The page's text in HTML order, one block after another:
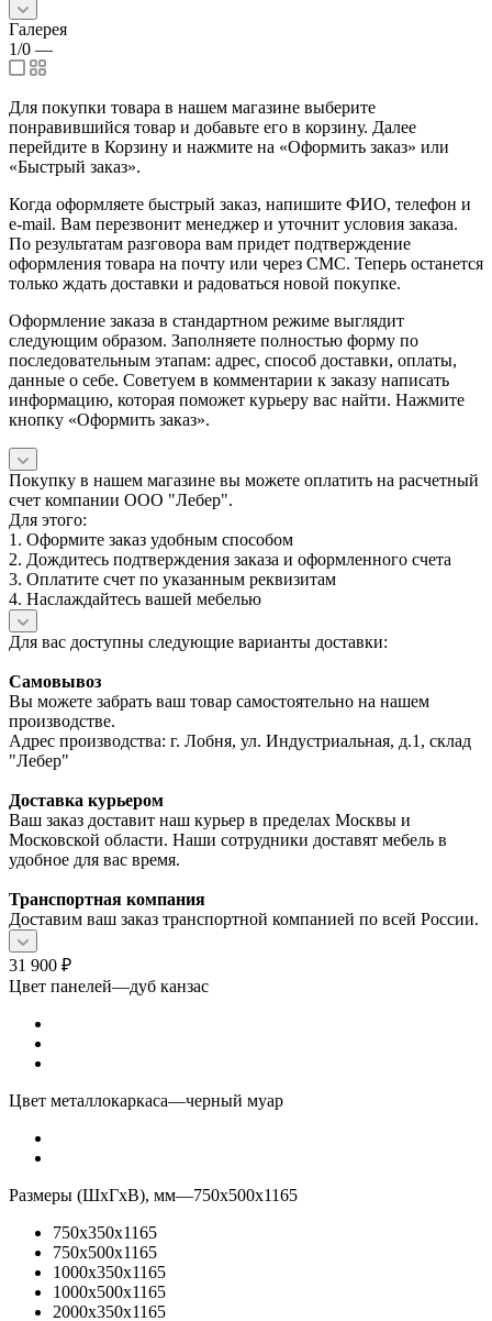
Галерея
1/0 —
Для покупки товара в нашем магазине выберите
понравившийся товар и добавьте его в корзину. Далее
перейдите в Корзину и нажмите на «Оформить заказ» или
«Быстрый заказ».
Когда оформляете быстрый заказ, напишите ФИО, телефон и
e-mail. Вам перезвонит менеджер и уточнит условия заказа.
По результатам разговора вам придет подтверждение
оформления товара на почту или через СМС. Теперь останется
только ждать доставки и радоваться новой покупке.
Оформление заказа в стандартном режиме выглядит
следующим образом. Заполняете полностью форму по
последовательным этапам: адрес, способ доставки, оплаты,
данные о себе. Советуем в комментарии к заказу написать
информацию, которая поможет курьеру вас найти. Нажмите
кнопку «Оформить заказ».
Покупку в нашем магазине вы можете оплатить на расчетный
счет компании ООО "Лебер".
Для этого:
1. Оформите заказ удобным способом
2. Дождитесь подтверждения заказа и оформленного счета
3. Оплатите счет по указанным реквизитам
4. Наслаждайтесь вашей мебелью
Для вас доступны следующие варианты доставки:
Самовывоз
Вы можете забрать ваш товар самостоятельно на нашем
производстве.
Адрес производства: г. Лобня, ул. Индустриальная, д.1, склад
"Лебер"
Доставка курьером
Ваш заказ доставит наш курьер в пределах Москвы и
Московской области. Наши сотрудники доставят мебель в
удобное для вас время.
Транспортная компания
Доставим ваш заказ транспортной компанией по всей России.
31 900 ₽
Цвет панелей—дуб канзас
Цвет металлокаркаса—черный муар
Размеры (ШхГхВ), мм—750x500x1165
750x350x1165
750x500x1165
1000x350x1165
1000x500x1165
2000x350x1165